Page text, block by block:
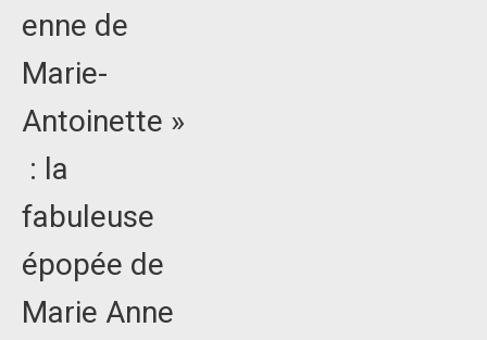
enne de
Marie-
Antoinette »
: la
fabuleuse
épopée de
Marie Anne